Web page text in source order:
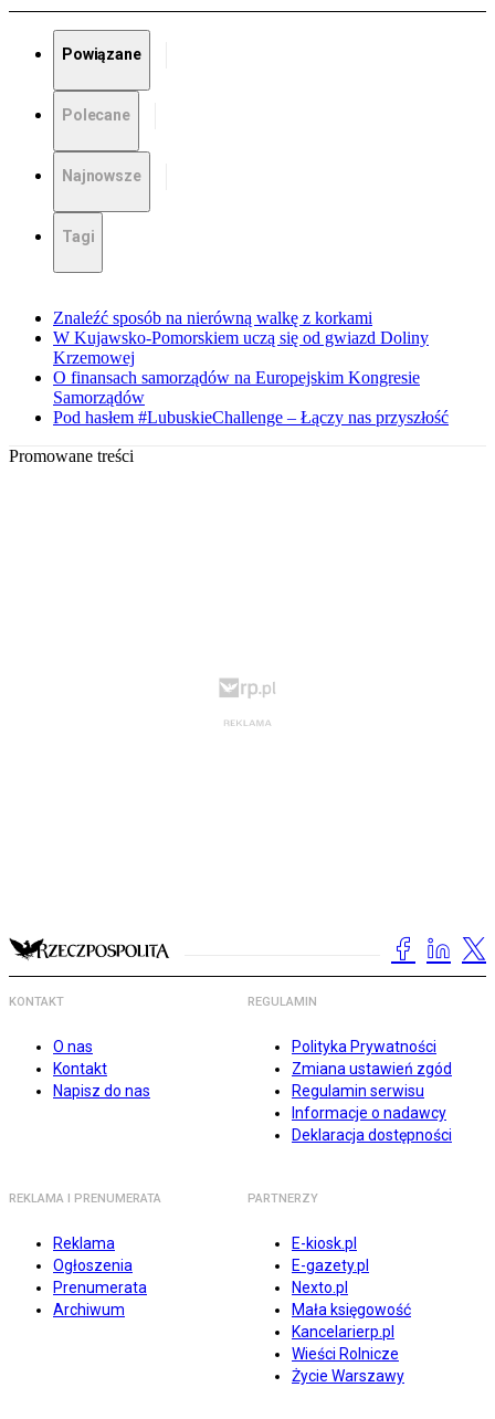
Powiązane
Polecane
Najnowsze
Tagi
Znaleźć sposób na nierówną walkę z korkami
W Kujawsko-Pomorskiem uczą się od gwiazd Doliny
Krzemowej
O finansach samorządów na Europejskim Kongresie
Samorządów
Pod hasłem #LubuskieChallenge – Łączy nas przyszłość
Promowane treści
KONTAKT
O nas
Kontakt
Napisz do nas
REGULAMIN
Polityka Prywatności
Zmiana ustawień zgód
Regulamin serwisu
Informacje o nadawcy
Deklaracja dostępności
REKLAMA I PRENUMERATA
Reklama
Ogłoszenia
Prenumerata
Archiwum
PARTNERZY
E-kiosk.pl
E-gazety.pl
Nexto.pl
Mała księgowość
Kancelarierp.pl
Wieści Rolnicze
Życie Warszawy